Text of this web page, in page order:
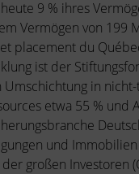
9 % ihres
Vermögen von 199
placement du
ist der
in
etwa 55 % und
und
großen Investoren